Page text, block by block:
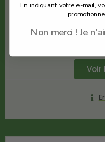
La Petite
Fleur New
Quantité :
Voir
En indiquant votre e-mail,
Non merci ! Je